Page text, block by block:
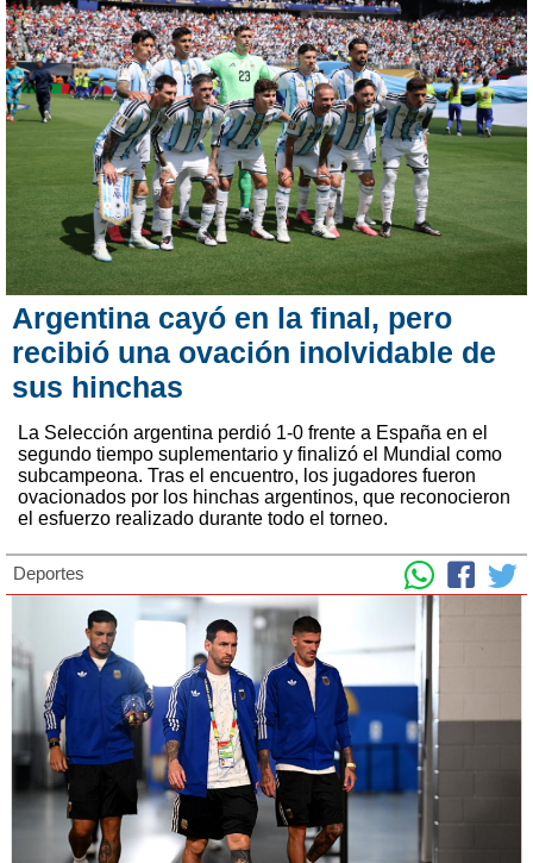
Argentina cayó en la final, pero
recibió una ovación inolvidable de
sus hinchas
La Selección argentina perdió 1-0 frente a España en el
segundo tiempo suplementario y finalizó el Mundial como
subcampeona. Tras el encuentro, los jugadores fueron
ovacionados por los hinchas argentinos, que reconocieron
el esfuerzo realizado durante todo el torneo.
Deportes